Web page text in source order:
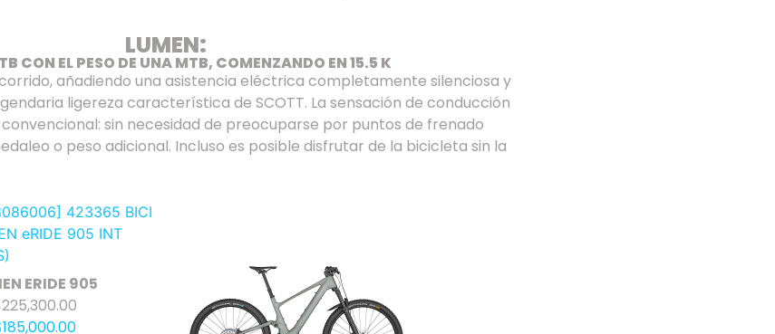
LUMEN:
CON EL PESO DE UNA MTB, COMENZANDO EN 15.5 K
añadiendo una asistencia eléctrica completamente silenciosa y
ligereza característica de SCOTT. La sensación de conducción
sin necesidad de preocuparse por puntos de frenado
o peso adicional. Incluso es posible disfrutar de la bicicleta sin la
ERIDE 905